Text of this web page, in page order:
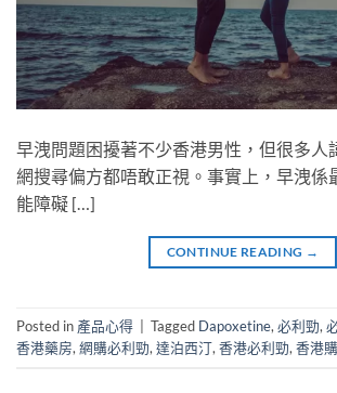
早洩問題困擾著不少香港男性，但很多人
網搜尋偏方都唔敢正視。事實上，早洩係
能障礙 […]
CONTINUE READING →
Posted in 產品心得 Tagged Dapoxetine,必利勁,
香港藥房,網購必利勁,達泊西汀,香港必利勁,香港